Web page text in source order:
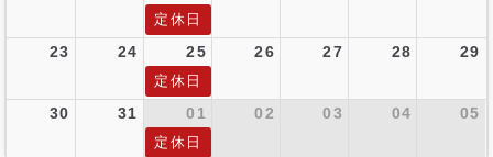
定休日
23 24 25 26 27 28 29
定休日
30 31 01 02 03 04 05
定休日